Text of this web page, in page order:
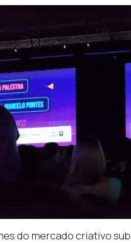
do mercado criativo